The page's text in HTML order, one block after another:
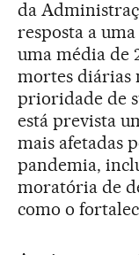
da
resposta a
uma média de
mortes diárias
prioridade de
está prevista
mais afetadas
pandemia,
moratória de
como o